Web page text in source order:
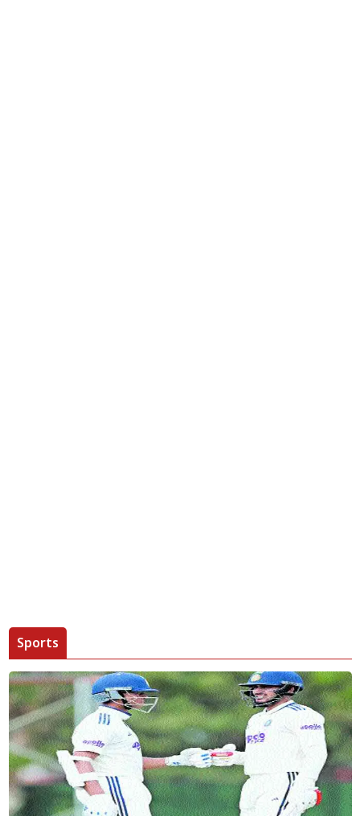
Sports